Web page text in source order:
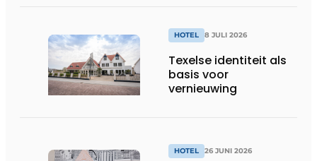
HOTEL 8 JULI 2026
Texelse identiteit als
basis voor
vernieuwing
HOTEL 26 JUNI 2026